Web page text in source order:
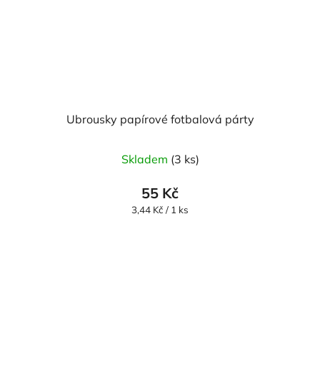
Ubrousky papírové fotbalová párty
Skladem (3 ks)
55 Kč
Měrná
3,44 Kč / 1 ks